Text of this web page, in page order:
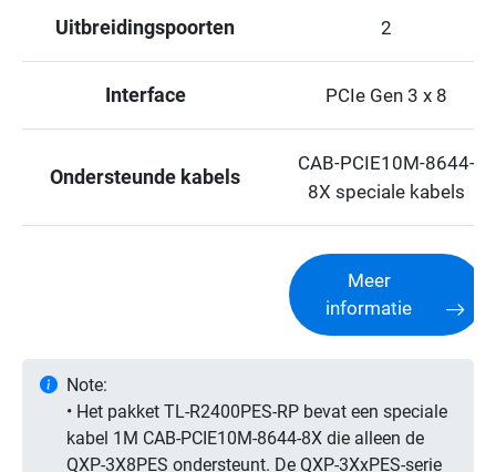
Uitbreidingspoorten 2
Interface PCIe Gen 3 x 8
Ondersteunde kabels
CAB-PCIE10M-8644-
8X speciale kabels
Meer
informatie
Note:
• Het pakket TL-R2400PES-RP bevat een speciale
kabel 1M CAB-PCIE10M-8644-8X die alleen de
QXP-3X8PES ondersteunt. De QXP-3XxPES-serie